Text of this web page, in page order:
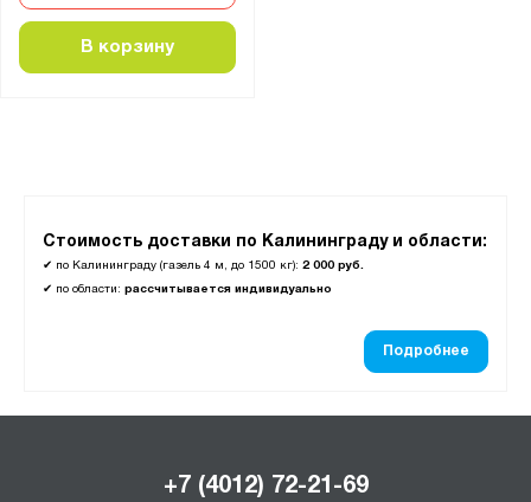
Стоимость доставки по Калининграду и области:
✔ по Калининграду (газель 4 м, до 1500 кг): 2 000 руб.
✔ по области: рассчитывается индивидуально
Подробнее
В корзину
+7 (4012) 72-21-69